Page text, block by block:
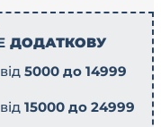
ДОДАТКОВУ
5000 до 14999
15000 до 24999